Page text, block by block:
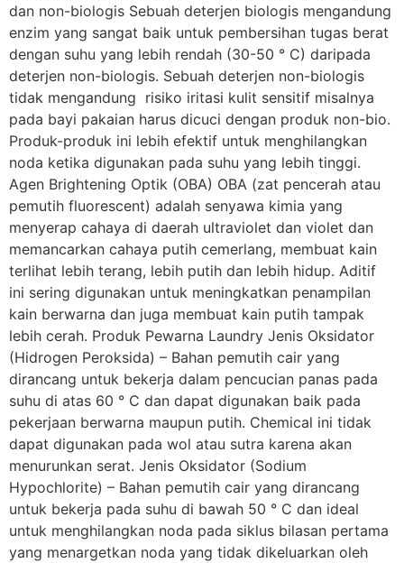
dan non-biologis Sebuah deterjen biologis mengandung
enzim yang sangat baik untuk pembersihan tugas berat
dengan suhu yang lebih rendah (30-50 ° C) daripada
deterjen non-biologis. Sebuah deterjen non-biologis
tidak mengandung risiko iritasi kulit sensitif misalnya
pada bayi pakaian harus dicuci dengan produk non-bio.
Produk-produk ini lebih efektif untuk menghilangkan
noda ketika digunakan pada suhu yang lebih tinggi.
Agen Brightening Optik (OBA) OBA (zat pencerah atau
pemutih fluorescent) adalah senyawa kimia yang
menyerap cahaya di daerah ultraviolet dan violet dan
memancarkan cahaya putih cemerlang, membuat kain
terlihat lebih terang, lebih putih dan lebih hidup. Aditif
ini sering digunakan untuk meningkatkan penampilan
kain berwarna dan juga membuat kain putih tampak
lebih cerah. Produk Pewarna Laundry Jenis Oksidator
(Hidrogen Peroksida) – Bahan pemutih cair yang
dirancang untuk bekerja dalam pencucian panas pada
suhu di atas 60 ° C dan dapat digunakan baik pada
pekerjaan berwarna maupun putih. Chemical ini tidak
dapat digunakan pada wol atau sutra karena akan
menurunkan serat. Jenis Oksidator (Sodium
Hypochlorite) – Bahan pemutih cair yang dirancang
untuk bekerja pada suhu di bawah 50 ° C dan ideal
untuk menghilangkan noda pada siklus bilasan pertama
yang menargetkan noda yang tidak dikeluarkan oleh